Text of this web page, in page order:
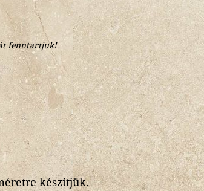
fenntartjuk!
készítjük.